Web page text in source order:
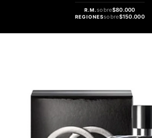
R.M.sobre$80.000
REGIONESsobre$150.000